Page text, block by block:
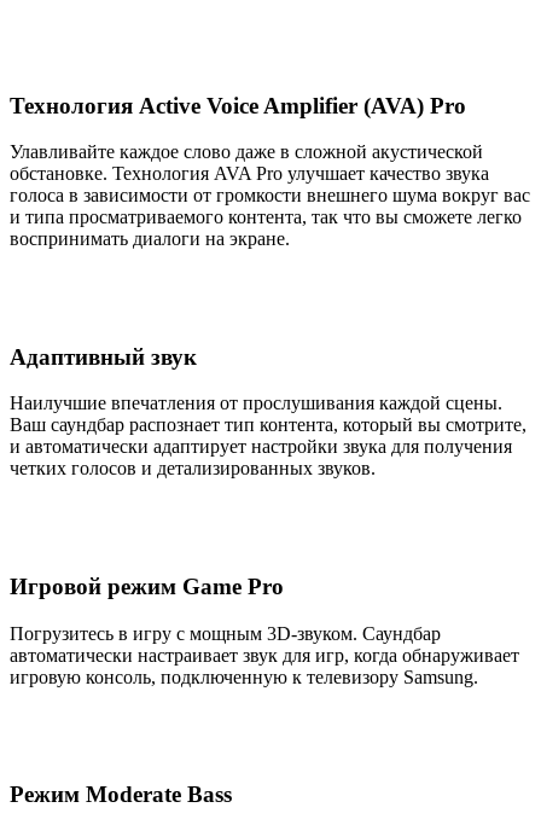
Технология Active Voice Amplifier (AVA) Pro
Улавливайте каждое слово даже в сложной акустической
обстановке. Технология AVA Pro улучшает качество звука
голоса в зависимости от громкости внешнего шума вокруг вас
и типа просматриваемого контента, так что вы сможете легко
воспринимать диалоги на экране.
Адаптивный звук
Наилучшие впечатления от прослушивания каждой сцены.
Ваш саундбар распознает тип контента, который вы смотрите,
и автоматически адаптирует настройки звука для получения
четких голосов и детализированных звуков.
Игровой режим Game Pro
Погрузитесь в игру с мощным 3D-звуком. Саундбар
автоматически настраивает звук для игр, когда обнаруживает
игровую консоль, подключенную к телевизору Samsung.
Режим Moderate Bass